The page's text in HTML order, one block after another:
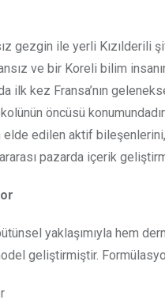
gezgin ile yerli Kızılderili
ve bir Koreli bilim
ilk kez Fransa’nın
öncüsü
elde edilen aktif
pazarda içerik
yaklaşımıyla hem
geliştirmiştir.